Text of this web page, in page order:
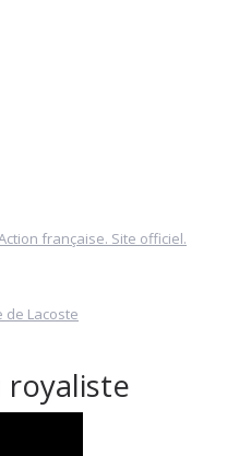
française. Site officiel.
de Lacoste
royaliste